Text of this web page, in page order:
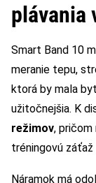
plávania
Smart Band 10
meranie tepu,
ktorá by mala
užitočnejšia. K
režimov, pričom
tréningovú záťaž
Náramok má